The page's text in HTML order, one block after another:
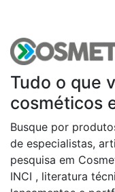
Tudo o que
cosméticos
Busque por
de especialistas,
pesquisa em
INCI , literatura